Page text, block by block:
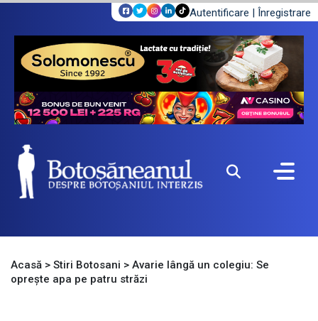
Autentificare | Înregistrare
Acasă > Stiri Botosani > Avarie lângă un colegiu: Se
oprește apa pe patru străzi